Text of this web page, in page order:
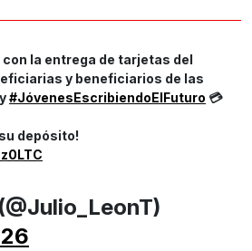
la entrega de tarjetas del
y beneficiarios de las
y#JóvenesEscribiendoElFuturo 💳
depósito!